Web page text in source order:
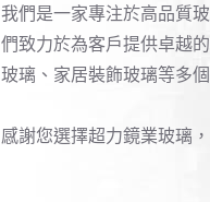
我們是一家專注於高品質
們致力於為客戶提供卓越
玻璃、家居裝飾玻璃等多個
感謝您選擇超力鏡業玻璃